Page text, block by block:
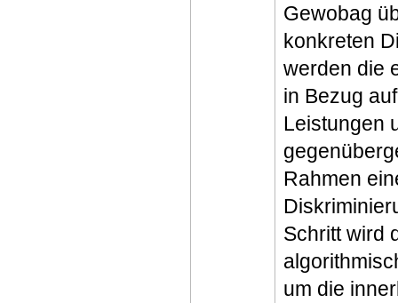
Gewobag
konkreten
werden die
in Bezug
Leistungen
Rahmen
Schritt wird
um die